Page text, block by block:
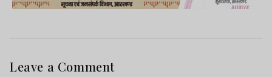
Leave a Comment